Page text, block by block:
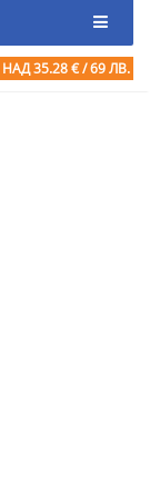
НАД 35.28 € / 69 ЛВ.